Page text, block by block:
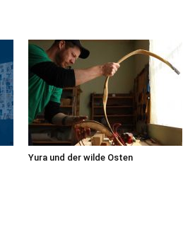
Yura und der wilde Osten